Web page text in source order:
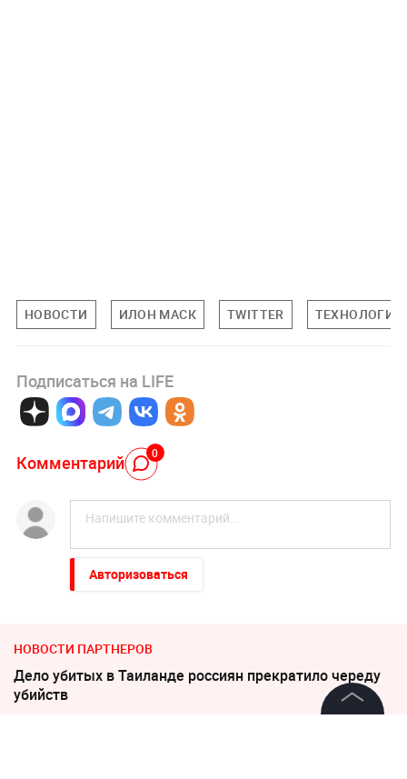
НОВОСТИ ИЛОН МАСК TWITTER ТЕХНОЛОГИИ
Подписаться на LIFE
Комментарий 0
Авторизоваться
НОВОСТИ ПАРТНЕРОВ
Дело убитых в Таиланде россиян прекратило череду
убийств